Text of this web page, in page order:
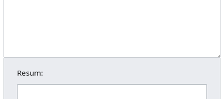
Resum: